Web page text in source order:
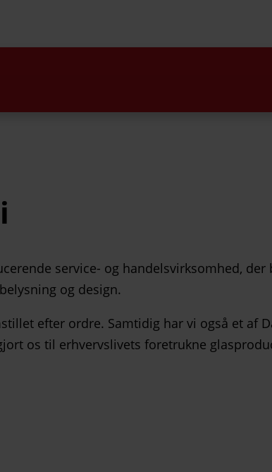
service- og handelsvirksomhed, der
og design.
efter ordre. Samtidig har vi også et af
os til erhvervslivets foretrukne